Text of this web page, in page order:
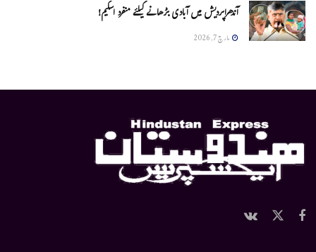
آندھراپردیش میں آبادی بڑھانے کیلئے منفرد اسکیم!
مارچ 7, 2026